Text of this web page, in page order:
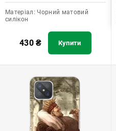
Матеріал: Чорний матовий
силікон
430₴ Купити